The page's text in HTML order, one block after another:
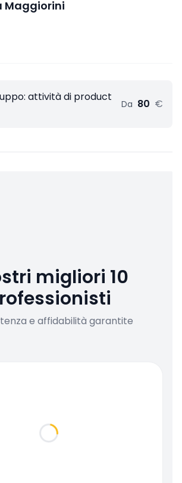
Maggiorini
attività di product
Da 80 €
migliori 10
e affidabilità garantite
Loading...